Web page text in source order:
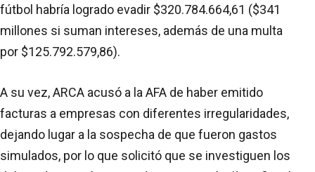
fútbol habría logrado evadir $320.784.664,61 ($341
millones si suman intereses, además de una multa
por $125.792.579,86).
A su vez, ARCA acusó a la AFA de haber emitido
facturas a empresas con diferentes irregularidades,
dejando lugar a la sospecha de que fueron gastos
simulados, por lo que solicitó que se investiguen los